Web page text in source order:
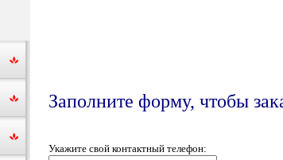
Заполните форму, чтобы
Укажите свой контактный телефон: